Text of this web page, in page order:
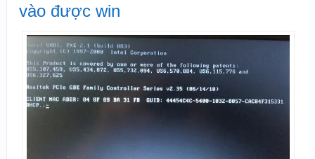
vào được win